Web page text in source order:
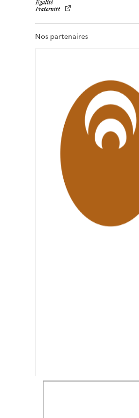
Nos partenaires